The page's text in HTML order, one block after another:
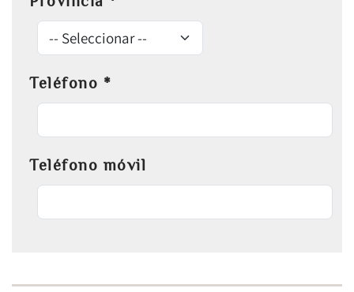
Teléfono *
Teléfono móvil